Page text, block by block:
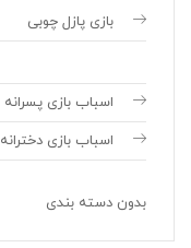
بازی پازل چوبی
اسباب بازی پسرانه
اسباب بازی دخترانه
بدون دسته بندی